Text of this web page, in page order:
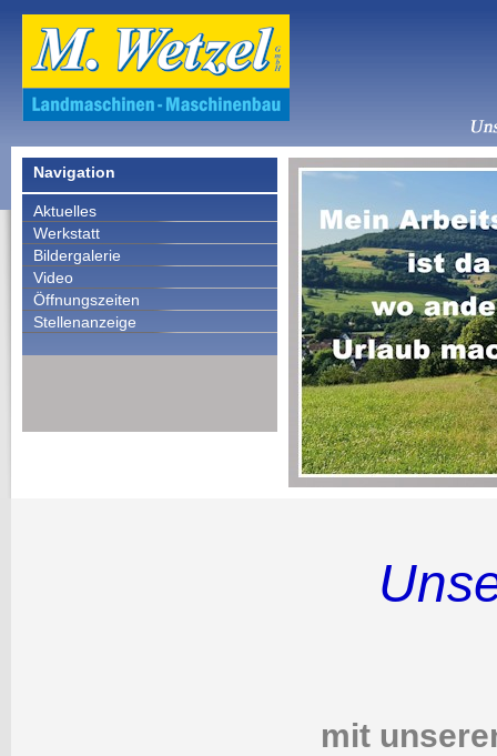
Navigation
Aktuelles
Werkstatt
Bildergalerie
Video
Öffnungszeiten
Stellenanzeige
mit